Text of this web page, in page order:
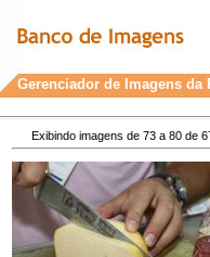
Gerenciador de Imagens da
Exibindo imagens de 73 a 80 de